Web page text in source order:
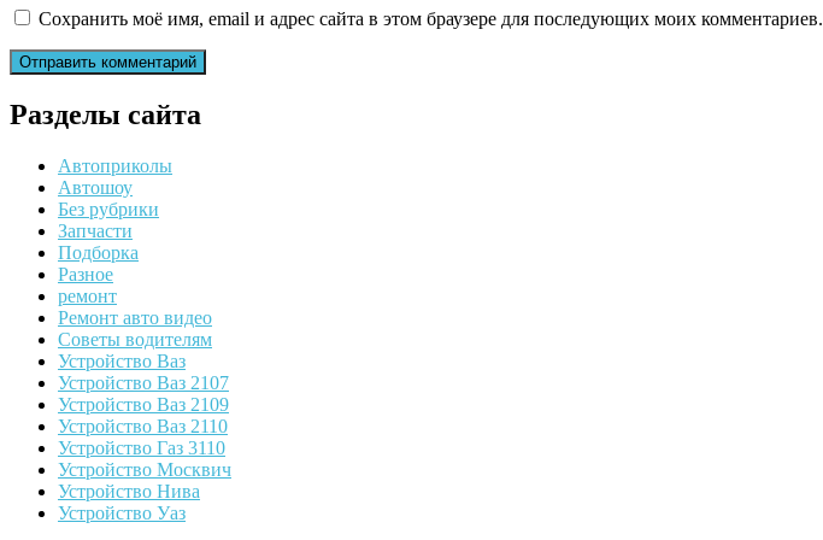
Сохранить моё имя, email и адрес сайта в этом браузере для последующих моих комментариев.
Разделы сайта
Автоприколы
Автошоу
Без рубрики
Запчасти
Подборка
Разное
ремонт
Ремонт авто видео
Советы водителям
Устройство Ваз
Устройство Ваз 2107
Устройство Ваз 2109
Устройство Ваз 2110
Устройство Газ 3110
Устройство Москвич
Устройство Нива
Устройство Уаз